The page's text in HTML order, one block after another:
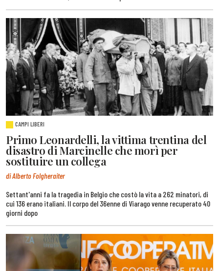
CAMPI LIBERI
Primo Leonardelli, la vittima trentina del
disastro di Marcinelle che morì per
sostituire un collega
di Alberto Folgheraiter
Settant'anni fa la tragedia in Belgio che costò la vita a 262 minatori, di
cui 136 erano italiani. Il corpo del 36enne di Viarago venne recuperato 40
giorni dopo